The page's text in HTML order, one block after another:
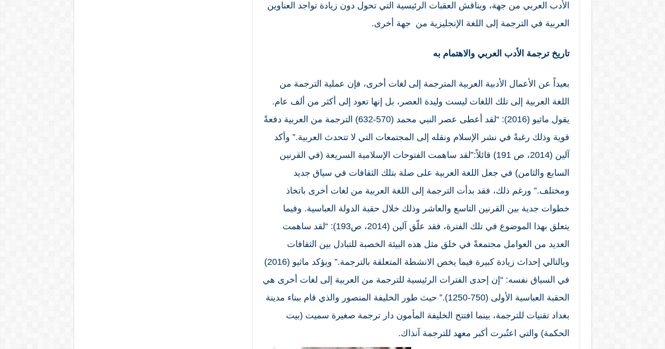
الأدب العربي من جهة، ويناقش العقبات الرئيسية التي تحول دون زيادة تواجد العناوين
العربية في الترجمة إلى اللغة الإنجليزية من جهة أخرى.
تاريخ ترجمة الأدب العربي والاهتمام به
بعيداً عن الأعمال الأدبية العربية المترجمة إلى لغات أخرى، فإن عملية الترجمة من
اللغة العربية إلى تلك اللغات ليست وليدة العصر، بل إنها تعود إلى أكثر من ألف عام.
يقول ماثيو (2016): “لقد أعطى عصر النبي محمد (570-632) الترجمة من العربية دفعةً
قوية وذلك رغبةً في نشر الإسلام ونقله إلى المجتمعات التي لا تتحدث العربية.” وأكد
آلين (2014، ص 191) قائلاً:”لقد ساهمت الفتوحات الإسلامية السريعة (في القرنين
السابع والثامن) في جعل اللغة العربية على صلة بتلك الثقافات في سياق جديد
ومختلف.” ورغم ذلك، فقد بدأت الترجمة إلى اللغة العربية من لغات أخرى باتخاذ
خطوات جدية بين القرنين التاسع والعاشر وذلك خلال حقبة الدولة العباسية. وفيما
يتعلق بهذا الموضوع في تلك الفترة، فقد علّق آلين (2014، ص193): “لقد ساهمت
العديد من العوامل مجتمعةً في خلق مثل هذه البيئة الخصبة للتبادل بين الثقافات
وبالتالي إحداث زيادة كبيرة فيما يخص الانشطة المتعلقة بالترجمة.” ويؤكد ماثيو (2016)
في السياق نفسه: “إن إحدى الفترات الرئيسية للترجمة من العربية إلى لغات أخرى هي
الحقبة العباسية الأولى (750-1250).” حيث طور الخليفة المنصور والذي قام ببناء مدينة
بغداد تقنيات للترجمة، بينما افتتح الخليفة المأمون دار ترجمة صغيرة سميت (بيت
الحكمة) والتي اعتُبرت أكبر معهد للترجمة آنذاك.